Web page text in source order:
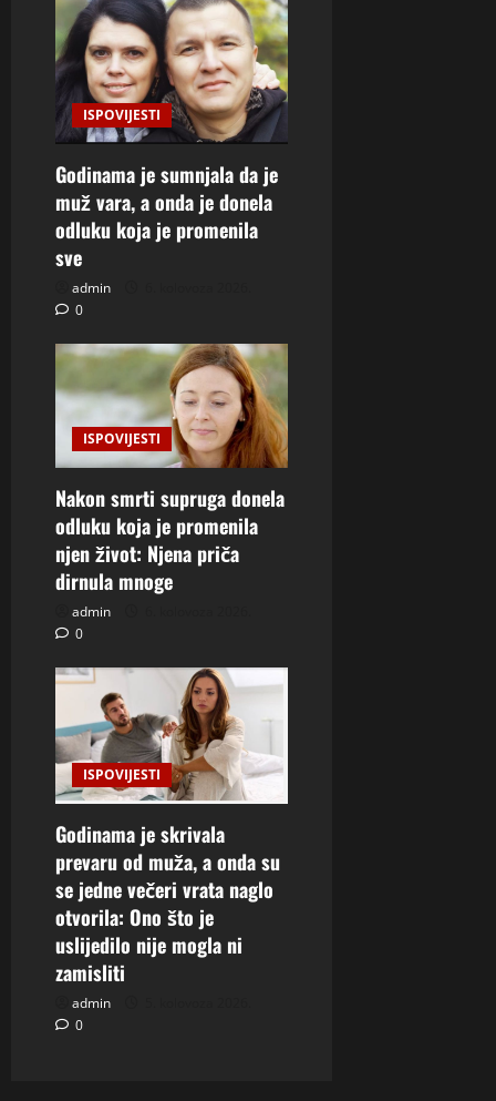
ISPOVIJESTI
Godinama je sumnjala da je
muž vara, a onda je donela
odluku koja je promenila
sve
admin
0
ISPOVIJESTI
Nakon smrti supruga donela
odluku koja je promenila
njen život: Njena priča
dirnula mnoge
admin
0
ISPOVIJESTI
Godinama je skrivala
prevaru od muža, a onda su
se jedne večeri vrata naglo
otvorila: Ono što je
uslijedilo nije mogla ni
zamisliti
admin
0